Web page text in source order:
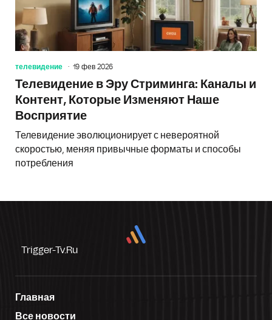
телевидение 19 фев 2026
Телевидение в Эру Стриминга: Каналы и
Контент, Которые Изменяют Наше
Восприятие
Телевидение эволюционирует с невероятной
скоростью, меняя привычные форматы и способы
потребления
Trigger-Tv.ru
Главная
Все новости